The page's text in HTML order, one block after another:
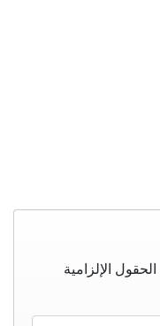
الحقول الإلزامية